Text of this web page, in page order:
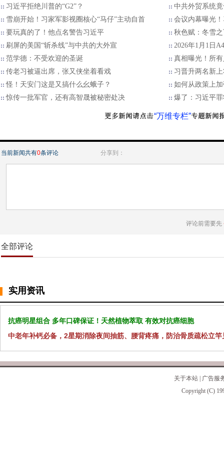
习近平拒绝川普的“G2”？
中共外贸系统
雪崩开始！习家军影视圈核心“马仔”主动自首
会议内幕曝光
要玩真的了！他点名警告习近平
秋色赋：冬雪
刷屏的美国“斩杀线”与中共的大外宣
2026年1月1日
范学德：不受欢迎的圣诞
真相曝光！所
传老习被逼出席，张又侠坐着看戏
习晋升两名新
怪！天安门这是又搞什么幺蛾子？
如何从政策上
惊传一批军官，还有高智晟被秘密处决
爆了：习近平
“万维专栏”
当前新闻共有0条评论 分享到：
评论前需要先
全部评论
实用资讯
抗癌明星组合 多年口碑保证！天然植物萃取 有效对抗癌细胞
中老年补钙必备，2星期消除夜间抽筋、腰背疼痛，防治骨质疏松立竿
关于本站
广告服
Copyright (C)